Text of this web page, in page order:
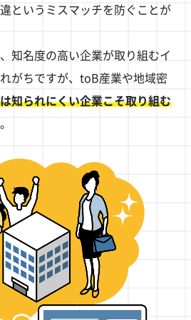
というミスマッチを防ぐことが
知名度の高い企業が取り組むイ
がちですが、toB産業や地域密
知られにくい企業こそ取り組む